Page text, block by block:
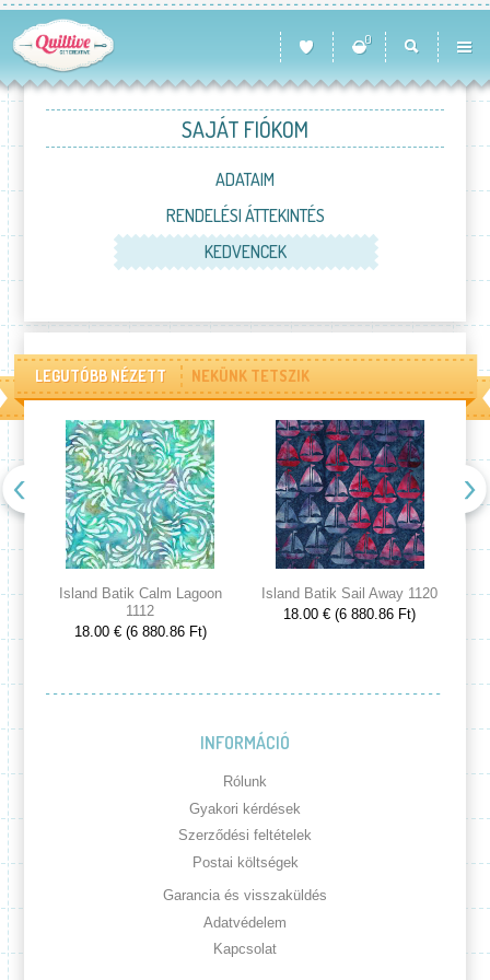
0
SAJÁT FIÓKOM
ADATAIM
RENDELÉSI ÁTTEKINTÉS
KEDVENCEK
LEGUTÓBB NÉZETT NEKÜNK TETSZIK
Island Batik Calm Lagoon
1112
18.00 € (6 880.86 Ft)
Island Batik Sail Away 1120
18.00 € (6 880.86 Ft)
INFORMÁCIÓ
Rólunk
Gyakori kérdések
Szerződési feltételek
Postai költségek
Garancia és visszaküldés
Adatvédelem
Kapcsolat